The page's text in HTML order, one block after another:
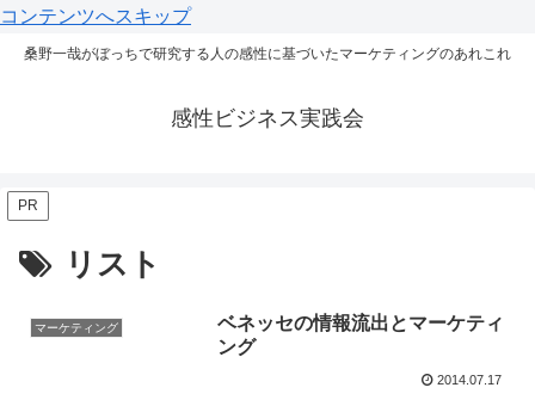
コンテンツへスキップ
桑野一哉がぼっちで研究する人の感性に基づいたマーケティングのあれこれ
感性ビジネス実践会
PR
リスト
マーケティング
ベネッセの情報流出とマーケティ
ング
2014.07.17